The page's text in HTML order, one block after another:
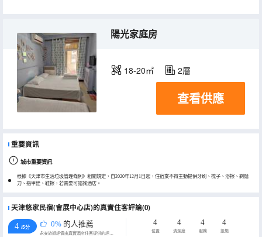
陽光家庭房
18-20㎡ 2層
查看供應
重要資訊
城市重要資訊
根據《天津市生活垃圾管理條例》相關規定，自2020年12月1日起，住宿業不得主動提供牙刷、梳子、浴擦、剃鬚
刀、指甲銼、鞋擦，若需要可諮詢酒店。
天津悠家民宿(會展中心店)的真實住客評論(0)
4 /5分 0% 的人推薦
永安旅遊評價由真實酒店住客提供的評價。
4
位置
4
清潔度
4
服務
4
設施